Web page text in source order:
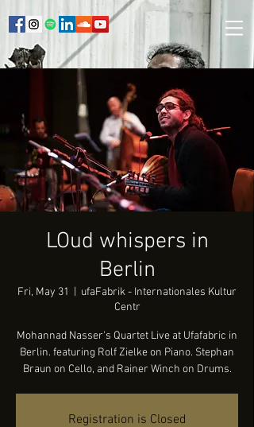
LOud whispers in
Berlin
Fri, May 31
ufaFabrik - Internationales Kultur
Centr
Mohannad Nasser's Quartet Live at Ufafabric in
Berlin. featuring Rolf Zielke on Piano. Stephan
Braun on Cello, and Rainer Winch on Drums.
Registration is Closed